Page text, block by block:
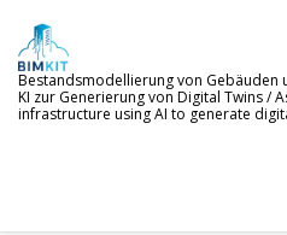
Inhalt
springen
Bestandsmodellierung von
KI zur Generierung von Digital Twins /
infrastructure using AI to generate